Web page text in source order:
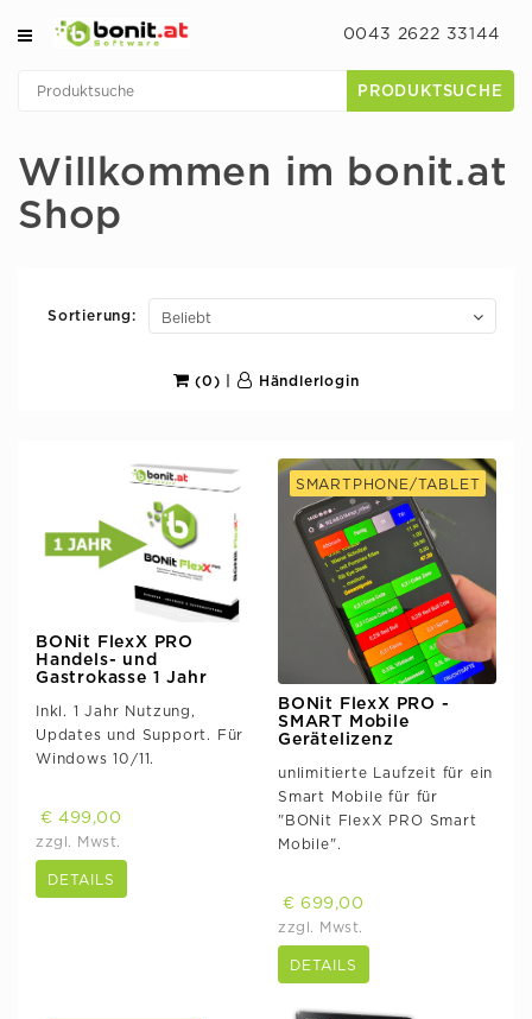
0043 2622 33144
PRODUKTSUCHE
Willkommen im bonit.at
Shop
Sortierung:
(0) | Händlerlogin
BONit FlexX PRO
Handels- und
Gastrokasse 1 Jahr
Inkl. 1 Jahr Nutzung,
Updates und Support. Für
Windows 10/11.
€ 499,00
zzgl. Mwst.
DETAILS
SMARTPHONE/TABLET
BONit FlexX PRO -
SMART Mobile
Gerätelizenz
unlimitierte Laufzeit für ein
Smart Mobile für für
"BONit FlexX PRO Smart
Mobile".
€ 699,00
zzgl. Mwst.
DETAILS